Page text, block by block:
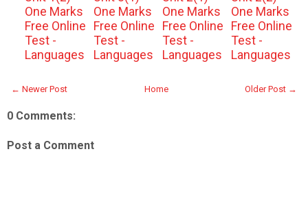
One Marks
Free Online
Test -
Languages
One Marks
Free Online
Test -
Languages
One Marks
Free Online
Test -
Languages
One Marks
Free Online
Test -
Languages
← Newer Post Older Post →
Home
0 Comments:
Post a Comment